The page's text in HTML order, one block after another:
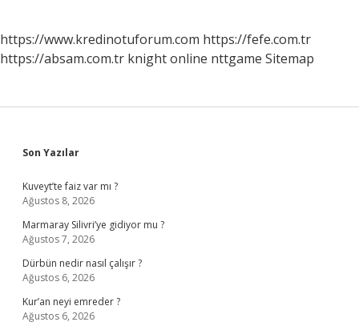
https://www.kredinotuforum.com https://fefe.com.tr
https://absam.com.tr knight online nttgame Sitemap
Sidebar
Son Yazılar
Kuveyt’te faiz var mı ?
Ağustos 8, 2026
Marmaray Silivri’ye gidiyor mu ?
Ağustos 7, 2026
Dürbün nedir nasıl çalışır ?
Ağustos 6, 2026
Kur’an neyi emreder ?
Ağustos 6, 2026